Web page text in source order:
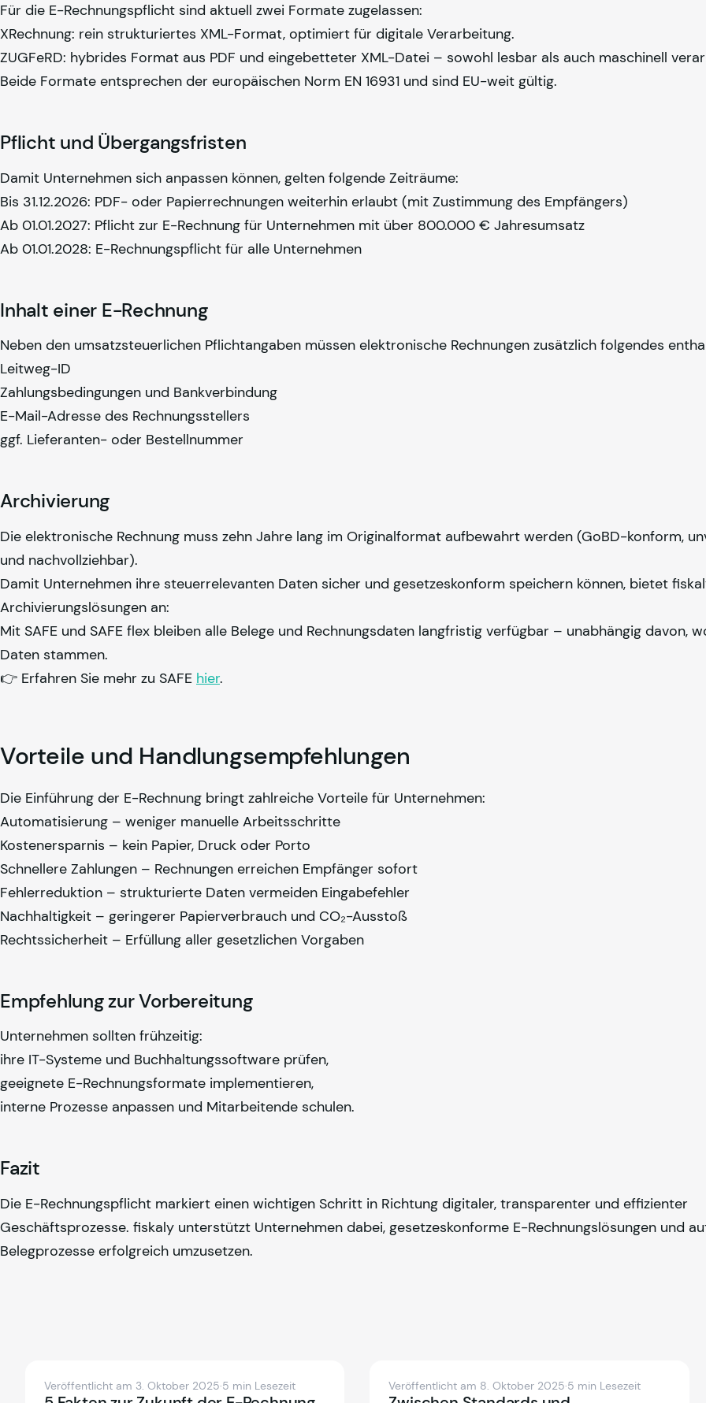
Für die E-Rechnungspflicht sind aktuell zwei Formate zugelassen:
XRechnung: rein strukturiertes XML-Format, optimiert für digitale Verarbeitung.
ZUGFeRD: hybrides Format aus PDF und eingebetteter XML-Datei – sowohl lesbar als auch maschinell
Beide Formate entsprechen der europäischen Norm EN 16931 und sind EU-weit gültig.
Pflicht und Übergangsfristen
Damit Unternehmen sich anpassen können, gelten folgende Zeiträume:
Bis 31.12.2026: PDF- oder Papierrechnungen weiterhin erlaubt (mit Zustimmung des Empfängers)
Ab 01.01.2027: Pflicht zur E-Rechnung für Unternehmen mit über 800.000 € Jahresumsatz
Ab 01.01.2028: E-Rechnungspflicht für alle Unternehmen
Inhalt einer E-Rechnung
Neben den umsatzsteuerlichen Pflichtangaben müssen elektronische Rechnungen zusätzlich folgendes
Leitweg-ID
Zahlungsbedingungen und Bankverbindung
E-Mail-Adresse des Rechnungsstellers
ggf. Lieferanten- oder Bestellnummer
Archivierung
Die elektronische Rechnung muss zehn Jahre lang im Originalformat aufbewahrt werden (GoBD-konform,
und nachvollziehbar).
Damit Unternehmen ihre steuerrelevanten Daten sicher und gesetzeskonform speichern können, bietet
Archivierungslösungen an:
Mit SAFE und SAFE flex bleiben alle Belege und Rechnungsdaten langfristig verfügbar – unabhängig davon,
Daten stammen.
👉 Erfahren Sie mehr zu SAFE hier.
Vorteile und Handlungsempfehlungen
Die Einführung der E-Rechnung bringt zahlreiche Vorteile für Unternehmen:
Automatisierung – weniger manuelle Arbeitsschritte
Kostenersparnis – kein Papier, Druck oder Porto
Schnellere Zahlungen – Rechnungen erreichen Empfänger sofort
Fehlerreduktion – strukturierte Daten vermeiden Eingabefehler
Nachhaltigkeit – geringerer Papierverbrauch und CO₂-Ausstoß
Rechtssicherheit – Erfüllung aller gesetzlichen Vorgaben
Empfehlung zur Vorbereitung
Unternehmen sollten frühzeitig:
ihre IT-Systeme und Buchhaltungssoftware prüfen,
geeignete E-Rechnungsformate implementieren,
interne Prozesse anpassen und Mitarbeitende schulen.
Fazit
Die E-Rechnungspflicht markiert einen wichtigen Schritt in Richtung digitaler, transparenter und effizienter
Geschäftsprozesse. fiskaly unterstützt Unternehmen dabei, gesetzeskonforme E-Rechnungslösungen und
Belegprozesse erfolgreich umzusetzen.
Veröffentlicht am 3. Oktober 2025·5 min Lesezeit Veröffentlicht am 8. Oktober 2025·5 min Lesezeit